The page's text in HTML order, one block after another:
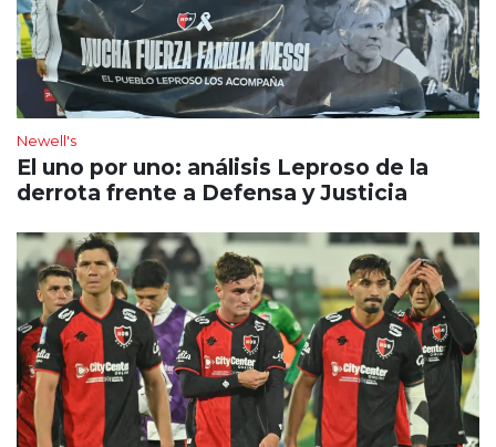
Newell's
El uno por uno: análisis Leproso de la
derrota frente a Defensa y Justicia